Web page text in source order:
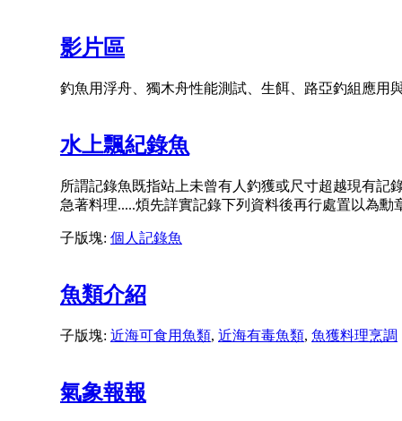
影片區
釣魚用浮舟、獨木舟性能測試、生餌、路亞釣組應用
水上飄紀錄魚
所謂記錄魚既指站上未曾有人釣獲或尺寸超越現有記
急著料理.....煩先詳實記錄下列資料後再行處置以為勳
子版塊: 個人記錄魚
魚類介紹
子版塊: 近海可食用魚類, 近海有毒魚類, 魚獲料理烹調
氣象報報